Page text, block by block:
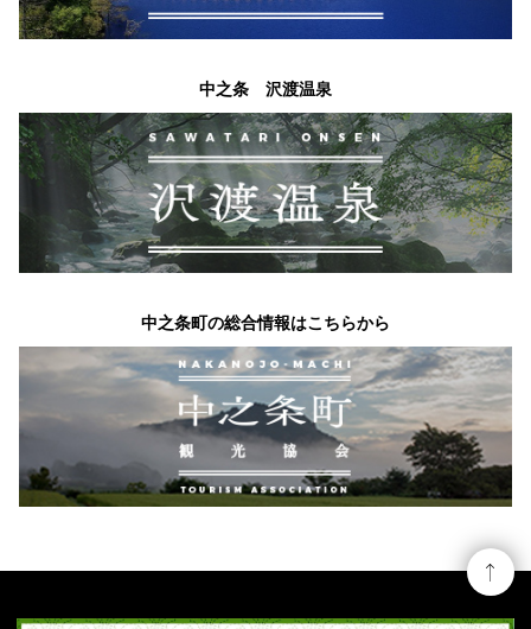
中之条 沢渡温泉
中之条町の総合情報はこちらから